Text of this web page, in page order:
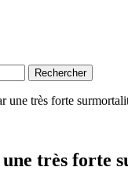
une très forte
une très forte